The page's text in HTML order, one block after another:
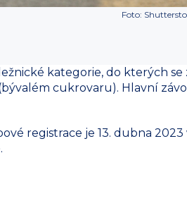
Foto:
kategorie, do kterých se
cukrovaru). Hlavní
registrace je 13. dubna 2023